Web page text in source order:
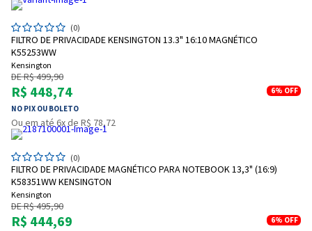
Entendi
(0)
FILTRO DE PRIVACIDADE KENSINGTON 13.3" 16:10 MAGNÉTICO
K55253WW
Kensington
DE R$ 499,90
R$ 448,74
NO PIX OU BOLETO
6% OFF
Ou em até 6x de R$ 78,72
(0)
FILTRO DE PRIVACIDADE MAGNÉTICO PARA NOTEBOOK 13,3" (16:9)
K58351WW KENSINGTON
Kensington
DE R$ 495,90
R$ 444,69 6% OFF